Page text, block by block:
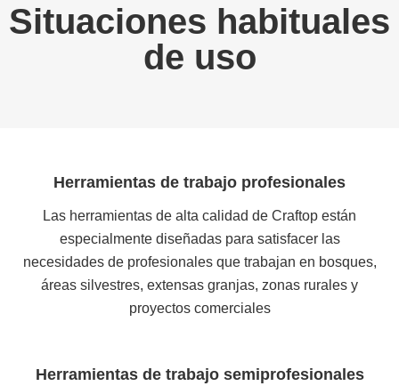
Situaciones habituales
de uso
Herramientas de trabajo profesionales
Las herramientas de alta calidad de Craftop están
especialmente diseñadas para satisfacer las
necesidades de profesionales que trabajan en bosques,
áreas silvestres, extensas granjas, zonas rurales y
proyectos comerciales
Herramientas de trabajo semiprofesionales